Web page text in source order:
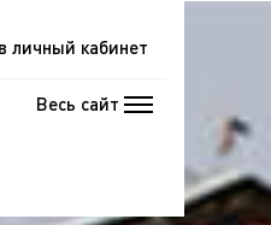
личный кабинет
Весь сайт